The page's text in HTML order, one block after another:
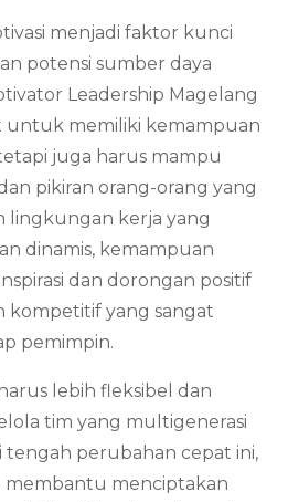
menjadi faktor kunci
potensi sumber daya
Leadership Magelang
memiliki kemampuan
juga harus mampu
pikiran orang-orang yang
lingkungan kerja yang
dinamis, kemampuan
dan dorongan positif
kompetitif yang sangat
pemimpin.
lebih fleksibel dan
tim yang multigenerasi
perubahan cepat ini,
membantu menciptakan